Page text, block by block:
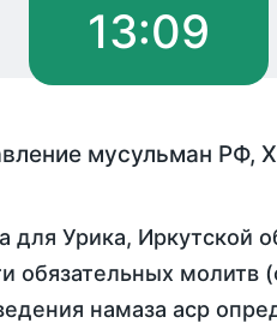
13:09
мусульман РФ,
Урика, Иркутской
обязательных
намаза аср